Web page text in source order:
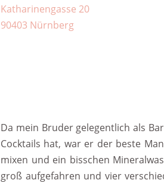
Katharinengasse 20
90403 Nürnberg
Da mein Bruder gelegentlich als
Cocktails hat, war er der beste
mixen und ein bisschen
groß aufgefahren und vier